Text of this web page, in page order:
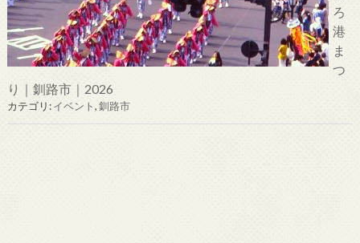
ろ
港
ま
つ
り｜釧路市｜2026
カテゴリ:イベント,釧路市